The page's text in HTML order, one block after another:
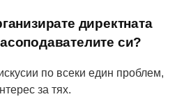
директната
си?
по всеки един проблем,
за тях.